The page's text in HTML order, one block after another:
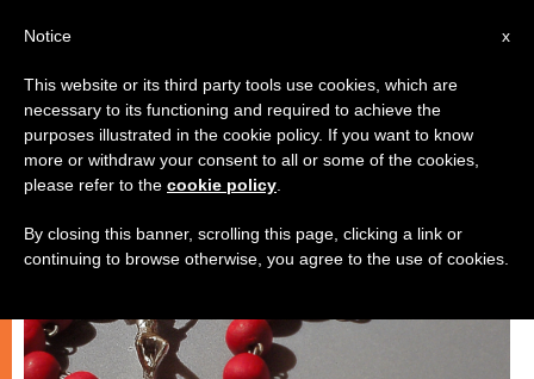
كنيسة محليّة
x
Notice
This website or its third party tools use cookies, which are
necessary to its functioning and required to achieve the
purposes illustrated in the cookie policy. If you want to know
more or withdraw your consent to all or some of the cookies,
please refer to the cookie policy
By closing this banner, scrolling this page, clicking a link or
continuing to browse otherwise, you agree to the use of cookies.